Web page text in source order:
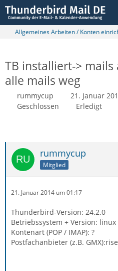
Allgemeines Arbeiten / Konten
TB installiert->
alle mails weg
rummycup
21. Januar
Geschlossen
Erledigt
rummycup
Mitglied
21. Januar 2014 um 01:17
Thunderbird-Version: 24.2.0
Betriebssystem + Version:
Kontenart (POP / IMAP): ?
Postfachanbieter (z.B.